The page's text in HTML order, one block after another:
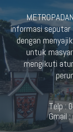
informasi seputar
dengan
untuk
mengikuti
Telp :
Gmail :